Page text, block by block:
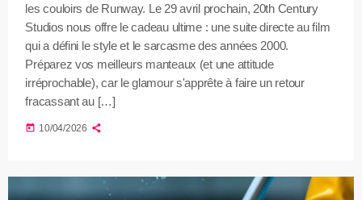
les couloirs de Runway. Le 29 avril prochain, 20th Century
Studios nous offre le cadeau ultime : une suite directe au film
qui a défini le style et le sarcasme des années 2000.
Préparez vos meilleurs manteaux (et une attitude
irréprochable), car le glamour s'apprête à faire un retour
fracassant au […]
today 10/04/2026